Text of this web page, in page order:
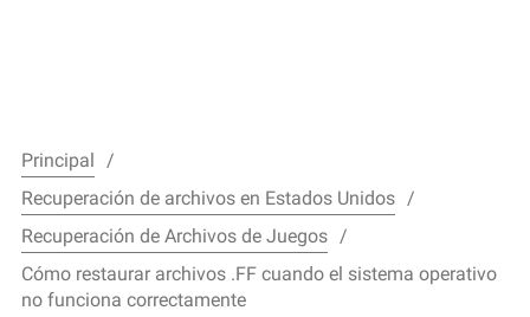
Principal
Recuperación de archivos en Estados Unidos
Recuperación de Archivos de Juegos
Cómo restaurar archivos .FF cuando el sistema operativo
no funciona correctamente